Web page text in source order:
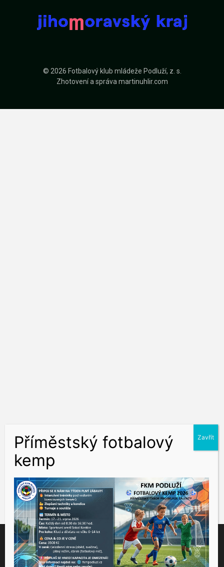
© 2026 Fotbalový klub mládeže Podluží, z. s.
Zhotovení a správamartinuhlir.com
Tento web využívá soubory cookies ke správné funkčnosti a
analýze návštěvnosti. Souhlas k používání těchto dat nám
udělíte kliknutím na tlačítko "Přijmout".
Souhlas můžete odmítnoutzde